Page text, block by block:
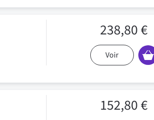
238,80 €
Voir
152,80 €